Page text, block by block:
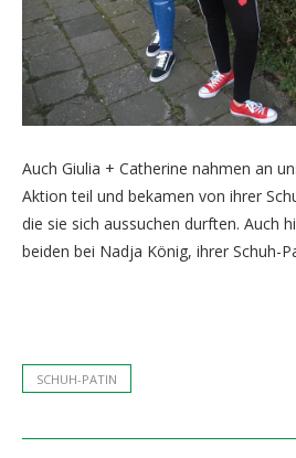
Auch Giulia + Catherine nahmen an
Aktion teil und bekamen von ihrer
die sie sich aussuchen durften. Auch
beiden bei Nadja König, ihrer Schuh-
SCHUH-PATIN